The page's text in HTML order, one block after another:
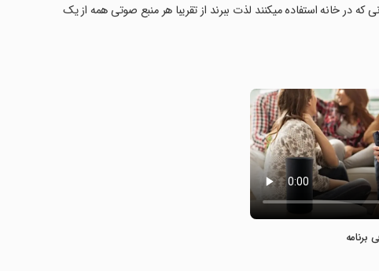
در خانه استفاده میکنند لذت ببرند از تقریبا هر منبع صوتی همه از یک
برنامه